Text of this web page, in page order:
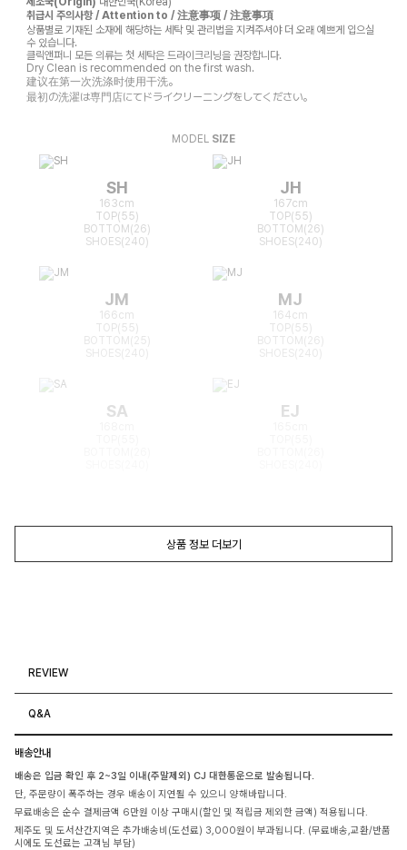
취급시 주의사항 / Attention to / 注意事项 / 注意事項
상품별로 기재된 소재에 해당하는 세탁 및 관리법을 지켜주셔야 더 오래 예쁘게 입으실
수 있습니다.
클릭앤퍼니 모든 의류는 첫 세탁은 드라이크리닝을 권장합니다.
Dry Clean is recommended on the first wash.
建议在第一次洗涤时使用干洗。
最初の洗濯は専門店にてドライクリーニングをしてください。
MODEL SIZE
SH
163cm
TOP(55)
BOTTOM(26)
SHOES(240)
JH
167cm
TOP(55)
BOTTOM(26)
SHOES(240)
JM
166cm
TOP(55)
BOTTOM(25)
MJ
164cm
TOP(55)
BOTTOM(26)
SA EJ
상품 정보 더보기
REVIEW
Q&A
배송안내
배송은 입금 확인 후 2~3일 이내(주말제외) CJ 대한통운으로 발송됩니다.
단, 주문량이 폭주하는 경우 배송이 지연될 수 있으니 양해바랍니다.
무료배송은 순수 결제금액 6만원 이상 구매시(할인 및 적립금 제외한 금액) 적용됩니다.
제주도 및 도서산간지역은 추가배송비(도선료) 3,000원이 부과됩니다. (무료배송,교환/반품
시에도 도선료는 고객님 부담)